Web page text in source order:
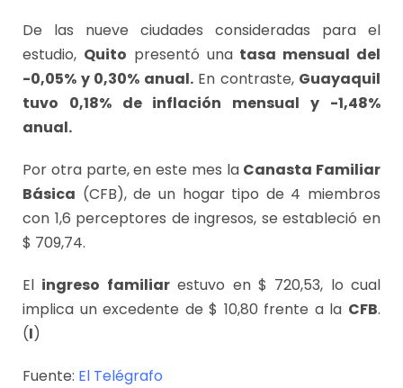
De las nueve ciudades consideradas para el
estudio, Quito presentó una tasa mensual del
-0,05% y 0,30% anual.En contraste, Guayaquil
tuvo 0,18% de inflación mensual y -1,48%
anual.
Por otra parte, en este mes la Canasta Familiar
Básica (CFB), de un hogar tipo de 4 miembros
con 1,6 perceptores de ingresos, se estableció en
$ 709,74.
El ingreso familiarestuvo en $ 720,53, lo cual
implica un excedente de $ 10,80 frente a la CFB.
(I)
Fuente: El Telégrafo